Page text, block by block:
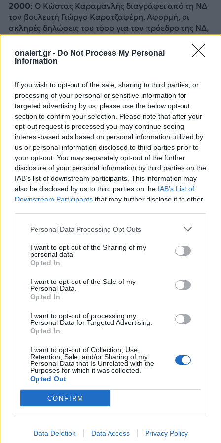
onalert.gr - Do Not Process My Personal
Information
If you wish to opt-out of the sale, sharing to third parties, or
processing of your personal or sensitive information for
targeted advertising by us, please use the below opt-out
section to confirm your selection. Please note that after your
opt-out request is processed you may continue seeing
interest-based ads based on personal information utilized by
us or personal information disclosed to third parties prior to
your opt-out. You may separately opt-out of the further
disclosure of your personal information by third parties on the
IAB’s list of downstream participants. This information may
also be disclosed by us to third parties on the IAB’s List of
Downstream Participants that may further disclose it to other
Personal Data Processing Opt Outs
I want to opt-out of the Sharing of my
personal data.
Opted In
I want to opt-out of the Sale of my
Personal Data.
Opted In
I want to opt-out of processing my
Personal Data for Targeted Advertising.
Opted In
I want to opt-out of Collection, Use,
Retention, Sale, and/or Sharing of my
Personal Data that Is Unrelated with the
Purposes for which it was collected.
Opted Out
CONFIRM
Data Deletion Data Access Privacy Policy
2000: Ο Κώστας Καραμανλής διαγράφει από τη ΝΔ
τον βουλευτή Γιώργο Καρατζαφέρη. Αφορμή, οι
σκληρές δηλώσεις του τόσο για τον πρόεδρο της ΝΔ,
όσο και για τον εκπρόσωπο Τύπου του κόμματος Άρη
Σπηλιωτόπουλο.
πυροδοτήθηκε με τηλεχειριστήριο σκοτώνει 43
άτομα και τραυματίζει 130 κατά τη διάρκεια
παρέλασης.
2009: «Έφυγε» ο Ευγένιος Σπαθάρης, ο άνθρωπος
που δίδαξε στους Έλληνες την παράδοση του
Καραγκιόζη. Στις 6 Μαΐου του 2009 και ενώ
βρισκόταν στο Ινστιτούτο Γκαίτε Αθηνών για να
παραστεί σε εκδήλωση προς τιμήν του, έχασε την
ισορροπία του και έπεσε από σκάλες, με
αποτέλεσμα να υποστεί πολλά κατάγματα και να
δημιουργηθεί σοβαρό αιμάτωμα στον εγκέφαλο, με
την κατάστασή του να χαρακτηριστεί ως κρίσιμη.
νοσηλείας απεβίωσε, σε ηλικία 85 ετών. Η κηδεία
έγινε στις 13 Μαΐου του 2009, στο Μαρούσι, με
δημόσια δαπάνη.